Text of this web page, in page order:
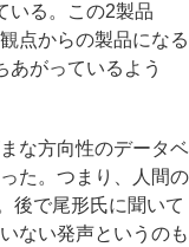
いる。この2製品
点からの製品になる
あがっているよう
な方向性のデータベ
た。つまり、人間の
後で尾形氏に聞いて
ない発声というのも